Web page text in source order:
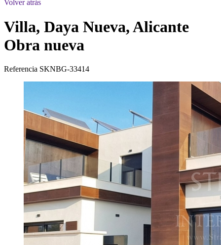
Volver atrás
Villa, Daya Nueva, Alicante
Obra nueva
Referencia SKNBG-33414